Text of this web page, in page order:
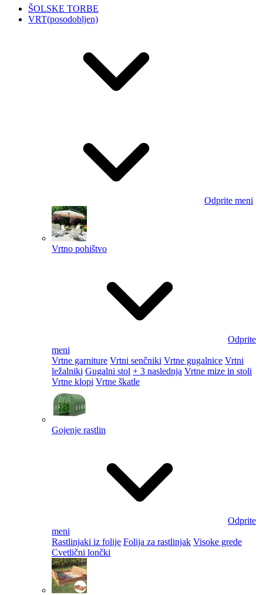
ŠOLSKE TORBE
VRT(posodobljen)
Odprite meni
Vrtno pohištvo
Odprite
meni
Vrtne garniture Vrtni senčniki Vrtne gugalnice Vrtni
ležalniki Gugalni stol + 3 naslednja Vrtne mize in stoli
Vrtne klopi Vrtne škatle
Gojenje rastlin
Odprite
meni
Rastlinjaki iz folije Folija za rastlinjak Visoke grede
Cvetlični lončki